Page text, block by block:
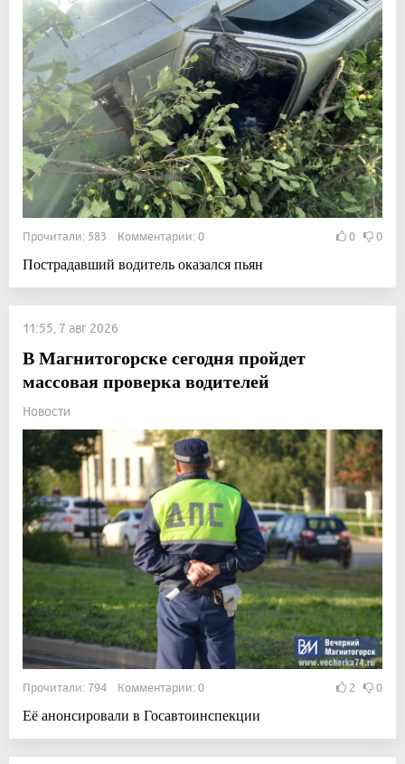
Прочитали: 583 Комментарии: 0 0 0
Пострадавший водитель оказался пьян
11:55, 7 авг 2026
В Магнитогорске сегодня пройдет
массовая проверка водителей
Новости
Прочитали: 794 Комментарии: 0 2 0
Её анонсировали в Госавтоинспекции